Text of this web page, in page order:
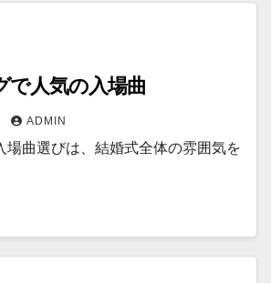
で人気の入場曲
ADMIN
場曲選びは、結婚式全体の雰囲気を